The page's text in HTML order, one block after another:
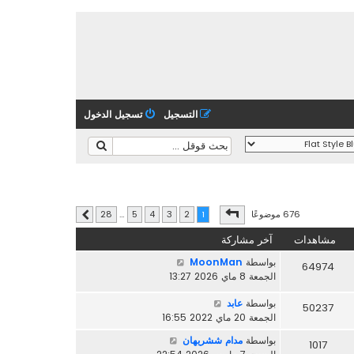
تسجيل الدخول التسجيل
676 موضوعًا صفحة1 من28
1
2
3
4
5
…
28 التالي
مشاهدات آخر مشاركة
64974 بواسطة MoonMan
الجمعة 8 ماي 2026 13:27
50237 بواسطة عابد
الجمعة 20 ماي 2022 16:55
1017 بواسطة مدام ششريهان